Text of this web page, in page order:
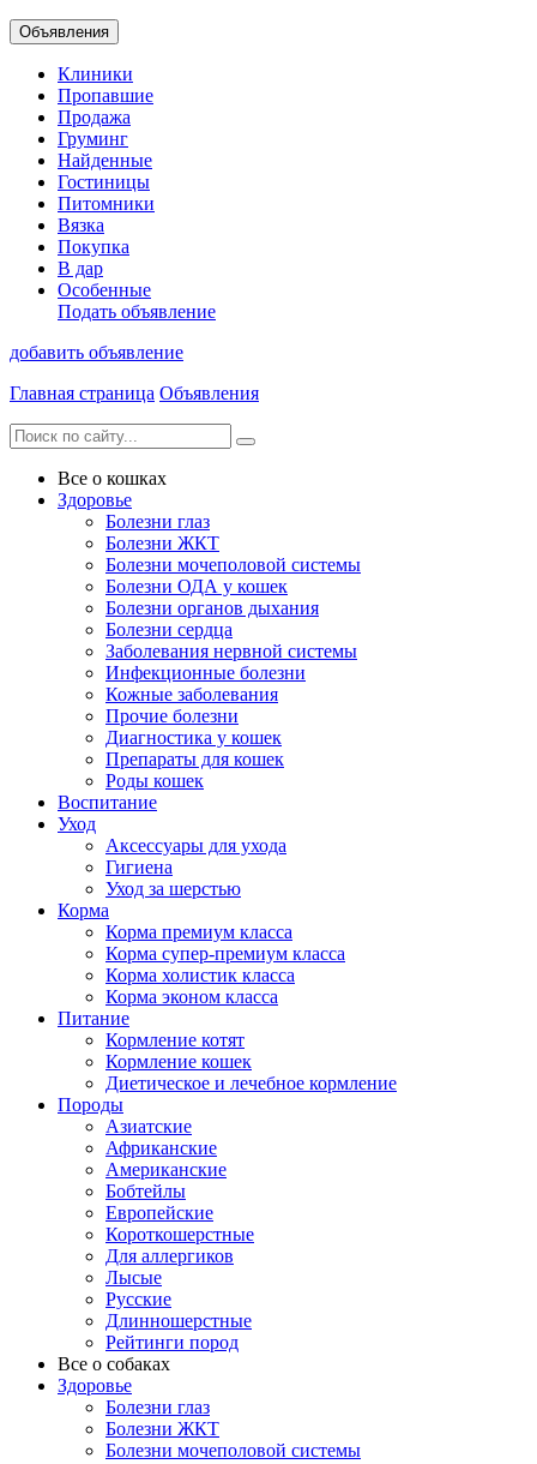
Объявления
Клиники
Пропавшие
Продажа
Груминг
Найденные
Гостиницы
Питомники
Вязка
Покупка
В дар
Особенные
Подать объявление
добавить объявление
Главная страница Объявления
Все о кошках
Здоровье
Болезни глаз
Болезни ЖКТ
Болезни мочеполовой системы
Болезни ОДА у кошек
Болезни органов дыхания
Болезни сердца
Заболевания нервной системы
Инфекционные болезни
Кожные заболевания
Прочие болезни
Диагностика у кошек
Препараты для кошек
Роды кошек
Воспитание
Уход
Аксессуары для ухода
Гигиена
Уход за шерстью
Корма
Корма премиум класса
Корма супер-премиум класса
Корма холистик класса
Корма эконом класса
Питание
Кормление котят
Кормление кошек
Диетическое и лечебное кормление
Породы
Азиатские
Африканские
Американские
Бобтейлы
Европейские
Короткошерстные
Для аллергиков
Лысые
Русские
Длинношерстные
Рейтинги пород
Все о собаках
Здоровье
Болезни глаз
Болезни ЖКТ
Болезни мочеполовой системы